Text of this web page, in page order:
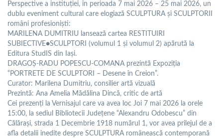
Perspective a instituției, în perioada 7 mai 2026 – 25 mai 2026, un
dublu eveniment cultural care elogiază SCULPTURA și SCULPTORII
români profesioniști:
MARILENA DUMITRIU lansează cartea RESTITUIRI
SUBIECTIVE●SCULPTORI (volumul 1 și volumul 2) apărută la
Editura StudIS din Iași.
DRAGOȘ-RADU POPESCU-COMANA prezintă Expoziția
“PORTRETE DE SCULPTORI – Desene în Creion”.
Curator: Marilena Dumitriu, consilier artă vizuală
Prezintă: Ana Amelia Mădălina Dincă, critic de artă
Cei prezenți la Vernisajul care va avea loc Joi 7 mai 2026 la orele
15:00, la sediul Bibliotecii Județene “Alexandru Odobescu” din
Călărași, strada 1 Decembrie 1918 numărul 1, vor avea prilejul de a
afla detalii inedite despre SCULPTURA românească contemporană